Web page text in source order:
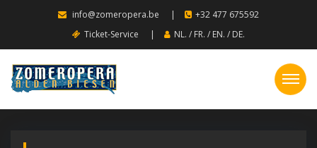
info@zomeropera.be |
+32 477 675592
Ticket-Service
| NL. / FR. / EN. / DE.